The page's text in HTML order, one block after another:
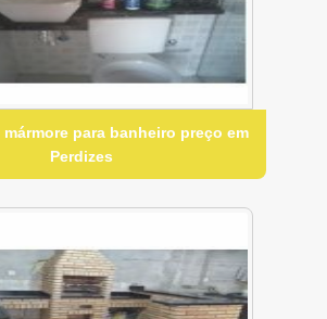
para banheiro preço em
Perdizes